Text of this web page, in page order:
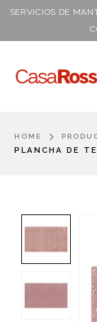
SERVICIOS DE
HOME
PLANCHA DE